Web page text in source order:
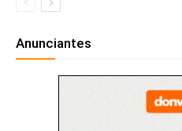
Anunciantes